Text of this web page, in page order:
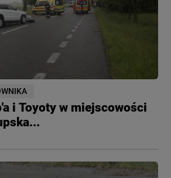
i Toyoty w miejscowości